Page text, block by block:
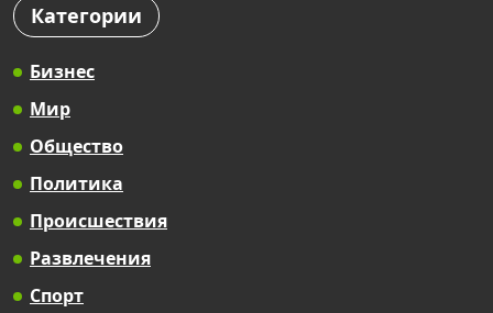
Категории
Бизнес
Мир
Общество
Политика
Происшествия
Развлечения
Спорт